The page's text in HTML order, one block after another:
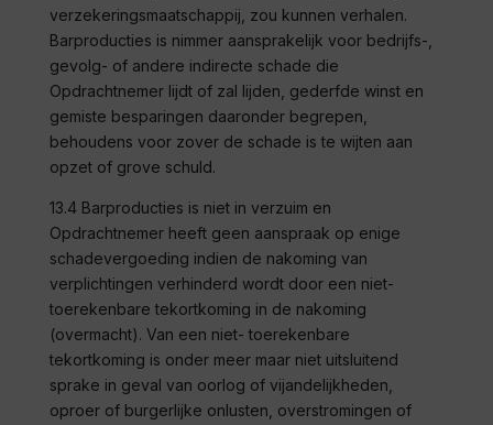
verzekeringsmaatschappij, zou kunnen verhalen.
Barproducties is nimmer aansprakelijk voor bedrijfs-,
gevolg- of andere indirecte schade die
Opdrachtnemer lijdt of zal lijden, gederfde winst en
gemiste besparingen daaronder begrepen,
behoudens voor zover de schade is te wijten aan
opzet of grove schuld.
13.4 Barproducties is niet in verzuim en
Opdrachtnemer heeft geen aanspraak op enige
schadevergoeding indien de nakoming van
verplichtingen verhinderd wordt door een niet-
toerekenbare tekortkoming in de nakoming
(overmacht). Van een niet- toerekenbare
tekortkoming is onder meer maar niet uitsluitend
sprake in geval van oorlog of vijandelijkheden,
oproer of burgerlijke onlusten, overstromingen of